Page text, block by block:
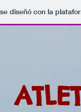
diseñó con la